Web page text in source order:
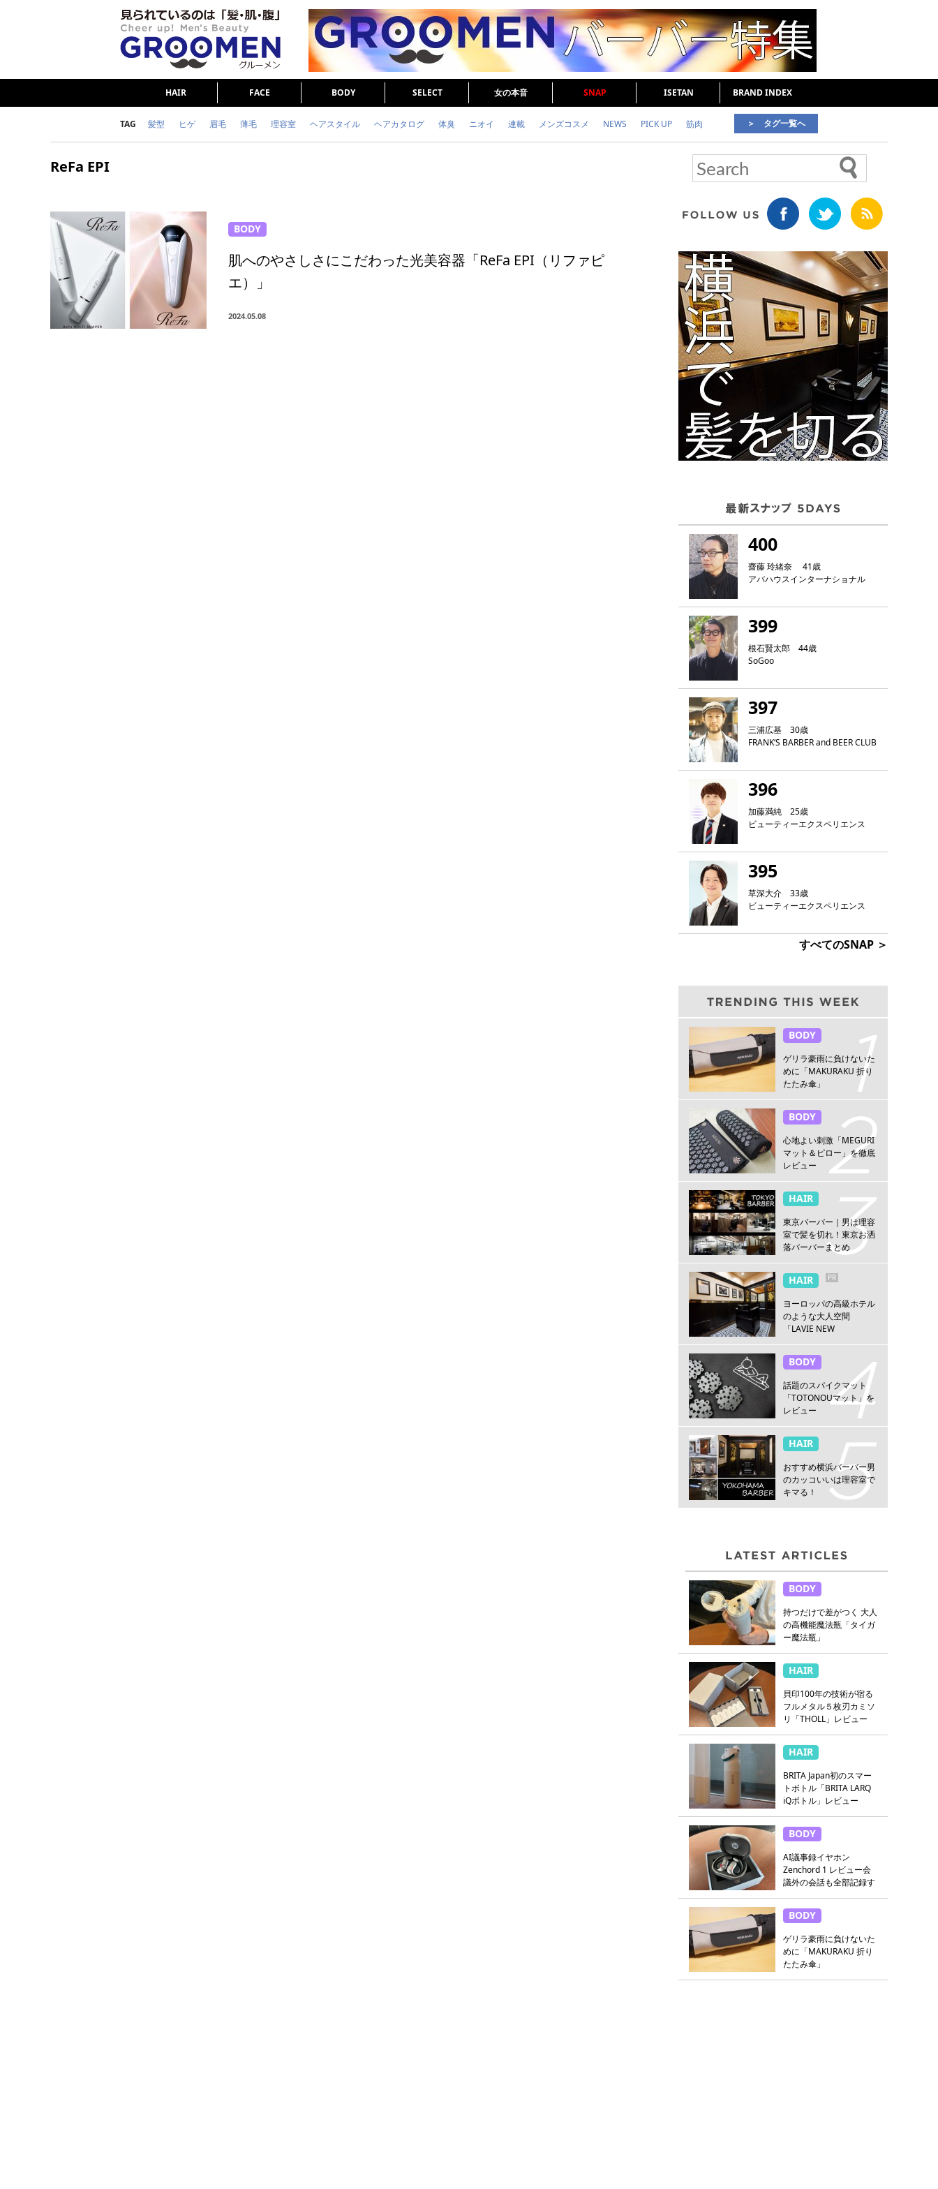
HAIR FACE BODY SELECT 女の本音 SNAP ISETAN BRAND INDEX
TAG 髪型 ヒゲ 眉毛 薄毛 理容室 ヘアスタイル ヘアカタログ 体臭 ニオイ 連載 メンズコスメ NEWS PICK UP 筋肉
頭皮ケア
＞ タグ一覧へ
ReFa EPI
BODY
肌へのやさしさにこだわった光美容器「ReFa EPI（リファピ
エ）」
2024.05.08
400
齋藤 玲緒奈 41歳
アバハウスインターナショナル
399
根石賢太郎 44歳
SoGoo
397
三浦広基 30歳
FRANK‘S BARBER and BEER CLUB
396
加藤満純 25歳
ビューティーエクスペリエンス
395
草深大介 33歳
ビューティーエクスペリエンス
すべてのSNAP ＞
BODY
ゲリラ豪雨に負けないた
めに「MAKURAKU 折り
たたみ傘」
BODY
心地よい刺激「MEGURI
マット＆ピロー」を徹底
レビュー
HAIR
東京バーバー｜男は理容
室で髪を切れ！東京お洒
落バーバーまとめ
HAIR PR
ヨーロッパの高級ホテル
のような大人空間
「LAVIE NEW
店」
BODY
話題のスパイクマット
「TOTONOUマット」を
レビュー
HAIR
おすすめ横浜バーバー男
のカッコいいは理容室で
キマる！
BODY
持つだけで差がつく 大人
の高機能魔法瓶「タイガ
ー魔法瓶」
HAIR
貝印100年の技術が宿る
フルメタル５枚刃カミソ
リ「THOLL」レビュー
HAIR
BRITA Japan初のスマー
トボトル「BRITA LARQ
iQボトル」レビュー
BODY
AI議事録イヤホン
Zenchord 1 レビュー会
議外の会話も全部記録す
BODY
ゲリラ豪雨に負けないた
めに「MAKURAKU 折り
たたみ傘」